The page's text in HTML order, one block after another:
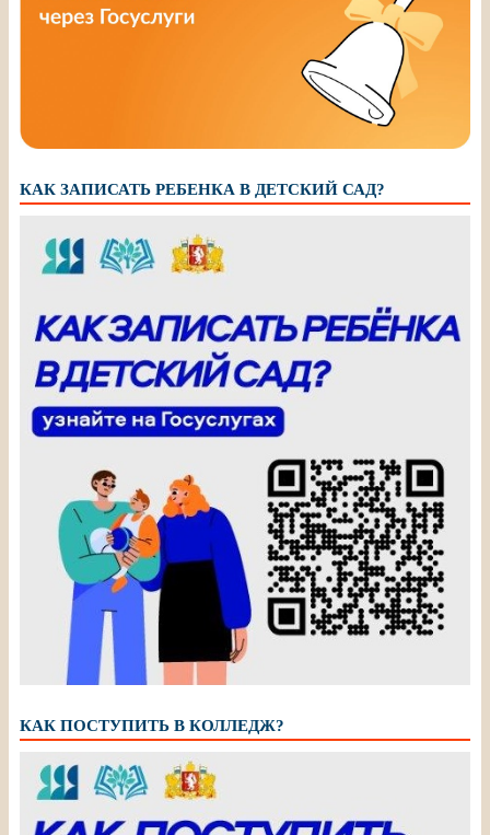
КАК ЗАПИСАТЬ РЕБЕНКА В ДЕТСКИЙ САД?
КАК ПОСТУПИТЬ В КОЛЛЕДЖ?